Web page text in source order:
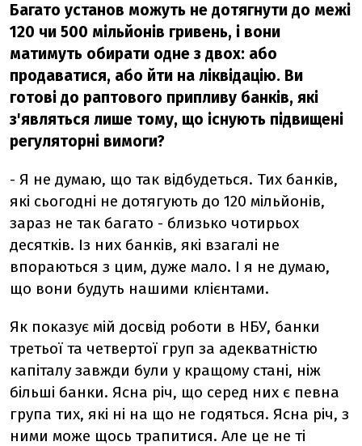
Багато установ можуть не дотягнути до межі
120 чи 500 мільйонів гривень, і вони
матимуть обирати одне з двох: або
продаватися, або йти на ліквідацію. Ви
готові до раптового припливу банків, які
з'являться лише тому, що існують підвищені
регуляторні вимоги?
- Я не думаю, що так відбудеться. Тих банків,
які сьогодні не дотягують до 120 мільйонів,
зараз не так багато - близько чотирьох
десятків. Із них банків, які взагалі не
впораються з цим, дуже мало. І я не думаю,
що вони будуть нашими клієнтами.
Як показує мій досвід роботи в НБУ, банки
третьої та четвертої груп за адекватністю
капіталу завжди були у кращому стані, ніж
більші банки. Ясна річ, що серед них є певна
група тих, які ні на що не годяться. Ясна річ, з
ними може щось трапитися. Але це не ті